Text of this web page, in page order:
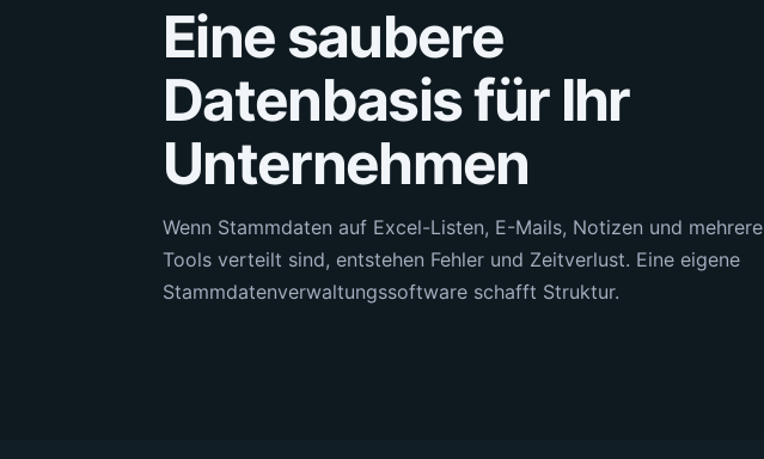
Eine saubere
Datenbasis für Ihr
Unternehmen
Wenn Stammdaten auf Excel-Listen, E-Mails, Notizen und mehrere
Tools verteilt sind, entstehen Fehler und Zeitverlust. Eine eigene
Stammdatenverwaltungssoftware schafft Struktur.